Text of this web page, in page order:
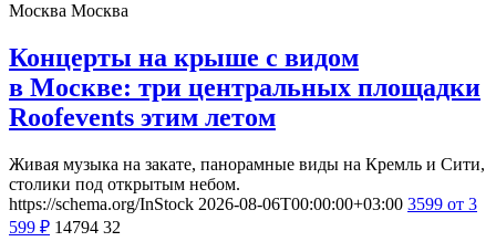
Москва Москва
Концерты на крыше с видом
в Москве: три центральных площадки
Roofevents этим летом
Живая музыка на закате, панорамные виды на Кремль и Сити,
столики под открытым небом.
https://schema.org/InStock 2026-08-06T00:00:00+03:00 3599 от 3
599 ₽ 14794 32